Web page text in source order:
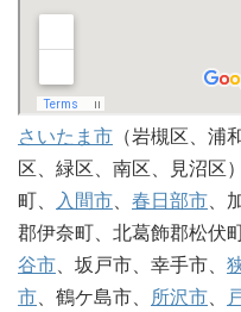
さいたま市 （岩槻区、
区、緑区、南区、見沼区）
町、 入間市、 春日部市、
郡伊奈町、北葛飾郡松伏町
谷市、坂戸市、幸手市、
市、鶴ケ島市、 所沢市、